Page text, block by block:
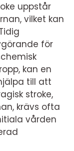
uppstår
vilket kan
för
kan en
till att
stroke,
krävs ofta
vården